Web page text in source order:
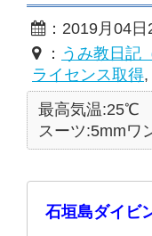
：2019月04
： うみ教日記
ライセンス取得,
最高気温:25℃
スーツ:5mmワ
石垣島ダイビ